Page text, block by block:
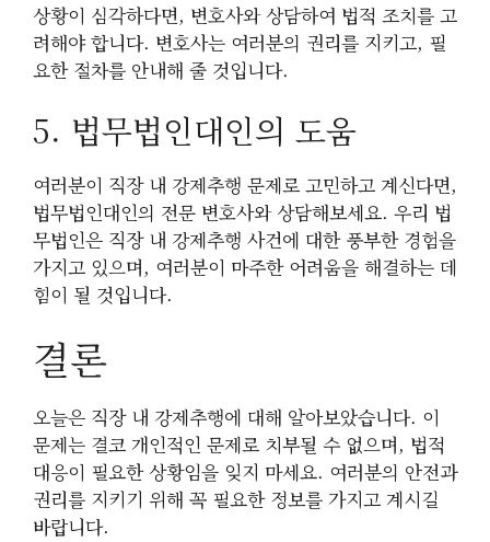
상황이 심각하다면, 변호사와 상담하여 법적 조치를 고
려해야 합니다. 변호사는 여러분의 권리를 지키고, 필
요한 절차를 안내해 줄 것입니다.
5. 법무법인대인의 도움
여러분이 직장 내 강제추행 문제로 고민하고 계신다면,
법무법인대인의 전문 변호사와 상담해보세요. 우리 법
무법인은 직장 내 강제추행 사건에 대한 풍부한 경험을
가지고 있으며, 여러분이 마주한 어려움을 해결하는 데
힘이 될 것입니다.
결론
오늘은 직장 내 강제추행에 대해 알아보았습니다. 이
문제는 결코 개인적인 문제로 치부될 수 없으며, 법적
대응이 필요한 상황임을 잊지 마세요. 여러분의 안전과
권리를 지키기 위해 꼭 필요한 정보를 가지고 계시길
바랍니다.